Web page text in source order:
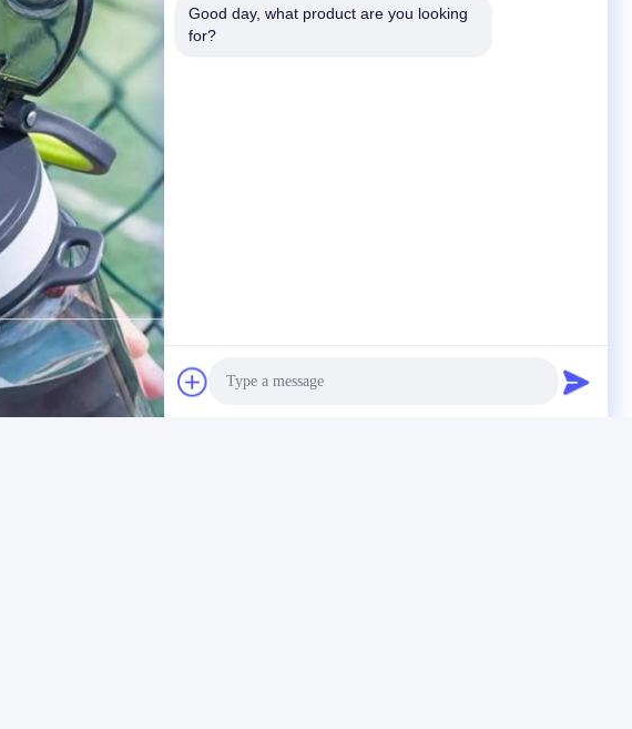
Good day, what product are you looking
for?